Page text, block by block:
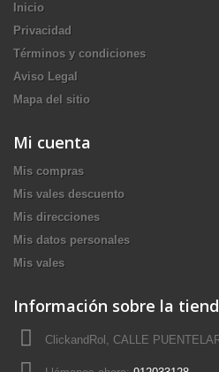
Inicio
Privacidad
Términos y condiciones
Aviso Legal
Mapa del sitio
Mi cuenta
Mis compras
Mis vales descuento
Mis direcciones
Mis datos personales
Mis vales
Información sobre la
ClickandRol, CALLE